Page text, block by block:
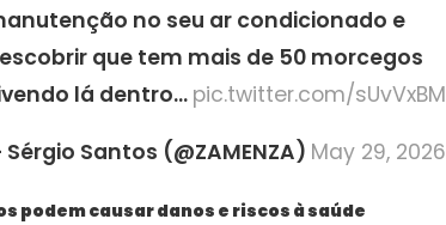
no seu ar condicionado e
que tem mais de 50 morcegos
lá dentro… pic.twitter.com/
Santos (@ZAMENZA) May 29, 2026
podem causar danos e riscos à saúde